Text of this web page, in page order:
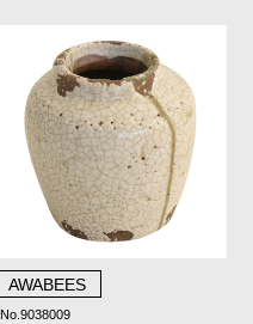
AWABEES
No.9038009